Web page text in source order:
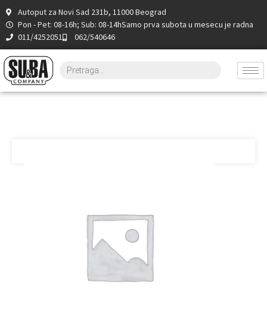
Autoput za Novi Sad 231b, 11000 Beograd
Pon - Pet: 08-16h; Sub: 08-14hSamo prva subota u mesecu je radna
011/4252051
062/540646